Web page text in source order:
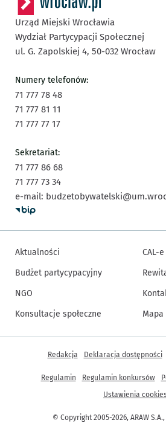
Urząd Miejski Wrocławia
Wydział Partycypacji Społecznej
ul. G. Zapolskiej 4, 50-032 Wrocław
Numery telefonów:
71 777 78 48
71 777 81 11
71 777 77 17
Sekretariat:
71 777 86 68
71 777 73 34
e-mail:
Aktualności
Budżet partycypacyjny
NGO
Konsultacje społeczne
CAL-e
© Copyright 2005-2026, ARAW
Inne informacje
Redakcja Deklaracja dostępności
Regulamin Regulamin konkursów
Ustawienia cookies